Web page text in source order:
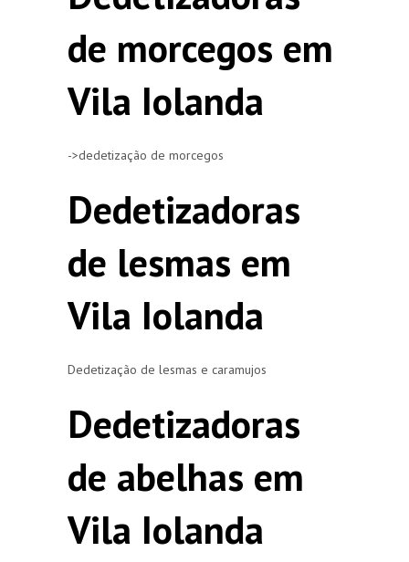
de morcegos em
Vila Iolanda
->dedetização de morcegos
Dedetizadoras
de lesmas em
Vila Iolanda
Dedetização de lesmas e caramujos
Dedetizadoras
de abelhas em
Vila Iolanda